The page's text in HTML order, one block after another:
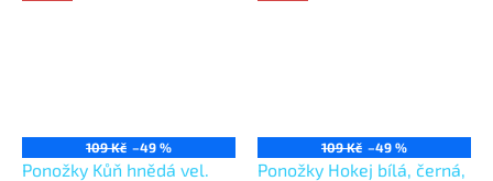
109 Kč –49 %
Ponožky Kůň hnědá vel.
109 Kč –49 %
Ponožky Hokej bílá, černá,